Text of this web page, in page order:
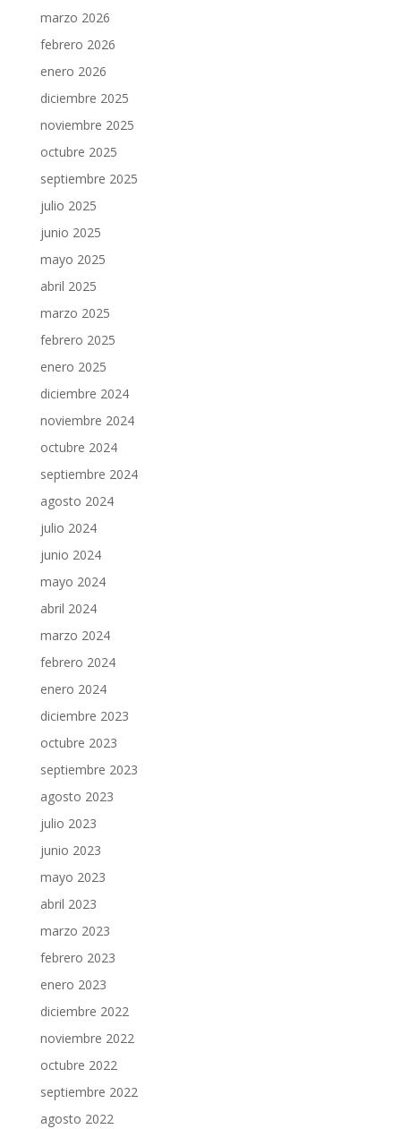
marzo 2026
febrero 2026
enero 2026
diciembre 2025
noviembre 2025
octubre 2025
septiembre 2025
julio 2025
junio 2025
mayo 2025
abril 2025
marzo 2025
febrero 2025
enero 2025
diciembre 2024
noviembre 2024
octubre 2024
septiembre 2024
agosto 2024
julio 2024
junio 2024
mayo 2024
abril 2024
marzo 2024
febrero 2024
enero 2024
diciembre 2023
octubre 2023
septiembre 2023
agosto 2023
julio 2023
junio 2023
mayo 2023
abril 2023
marzo 2023
febrero 2023
enero 2023
diciembre 2022
noviembre 2022
octubre 2022
septiembre 2022
agosto 2022